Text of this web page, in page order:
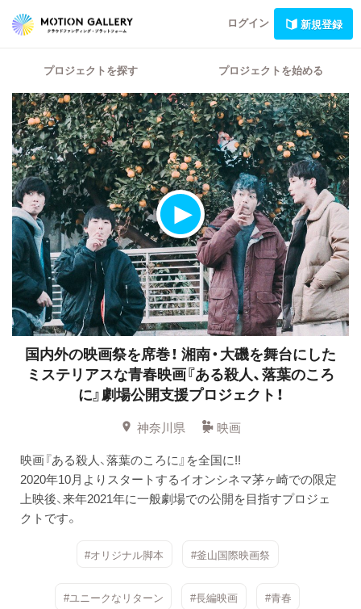
ログイン 新規登録
プロジェクトを探す プロジェクトを始める
国内外の映画祭を席巻！ 湘南・大磯を舞台にした
ミステリアスな青春映画『ある殺人、落葉のころ
に』劇場公開支援プロジェクト！
神奈川県
映画
映画『ある殺人、落葉のころに』を全国に!!
2020年10月よりスタートするイオンシネマ茅ヶ崎での限定
上映後、来年2021年に一般劇場での公開を目指すプロジェ
クトです。
#オリジナル脚本 #釜山国際映画祭
#ユニークなリターン #長編映画 #青春